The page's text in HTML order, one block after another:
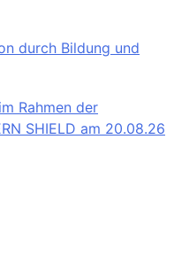
durch Bildung und
Rahmen der
SHIELD am 20.08.26